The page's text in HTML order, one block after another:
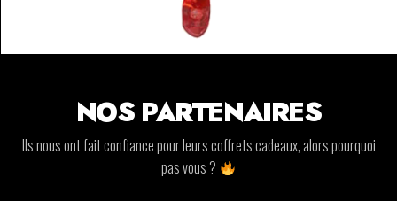
NOS PARTENAIRES
Ils nous ont fait confiance pour leurs coffrets cadeaux, alors pourquoi
pas vous ?